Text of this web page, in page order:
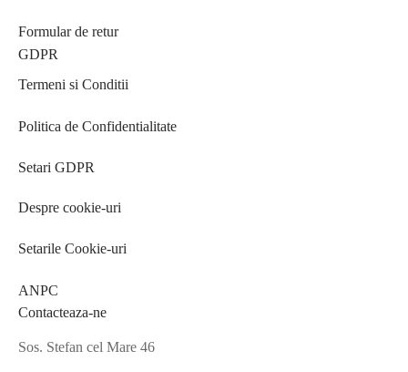
Formular de retur
GDPR
Termeni si Conditii
Politica de Confidentialitate
Setari GDPR
Despre cookie-uri
Setarile Cookie-uri
ANPC
Contacteaza-ne
Sos. Stefan cel Mare 46